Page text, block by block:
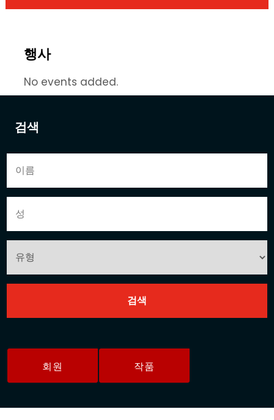
검색
회원 작품
행사
No events added.